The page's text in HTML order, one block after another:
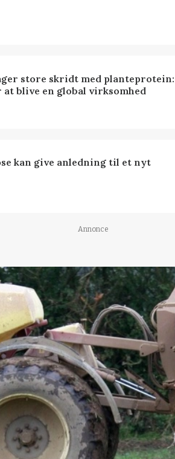
store skridt med planteprotein:
blive en global virksomhed
kan give anledning til et nyt
Annonce